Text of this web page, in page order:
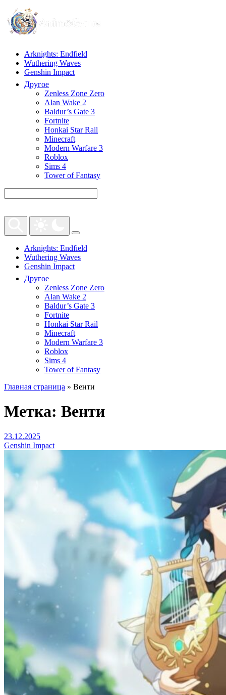
Arknights: Endfield
Wuthering Waves
Genshin Impact
Другое
Zenless Zone Zero
Alan Wake 2
Baldur’s Gate 3
Fortnite
Honkai Star Rail
Minecraft
Modern Warfare 3
Roblox
Sims 4
Tower of Fantasy
Arknights: Endfield
Wuthering Waves
Genshin Impact
Другое
Zenless Zone Zero
Alan Wake 2
Baldur’s Gate 3
Fortnite
Honkai Star Rail
Minecraft
Modern Warfare 3
Roblox
Sims 4
Tower of Fantasy
Главная страница » Венти
Метка: Венти
23.12.2025
Genshin Impact